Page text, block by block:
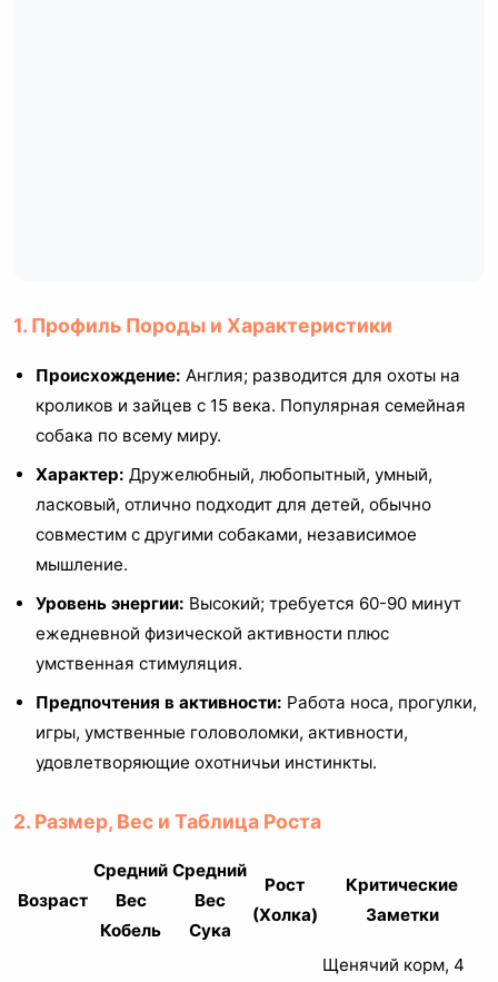
1. Профиль Породы и Характеристики
Происхождение: Англия; разводится для охоты на
кроликов и зайцев с 15 века. Популярная семейная
собака по всему миру.
Характер: Дружелюбный, любопытный, умный,
ласковый, отлично подходит для детей, обычно
совместим с другими собаками, независимое
мышление.
Уровень энергии: Высокий; требуется 60-90 минут
ежедневной физической активности плюс
умственная стимуляция.
Предпочтения в активности: Работа носа, прогулки,
игры, умственные головоломки, активности,
удовлетворяющие охотничьи инстинкты.
2. Размер, Вес и Таблица Роста
Возраст
Средний
Вес
Кобель
Средний
Вес
Сука
Рост
(Холка)
Критические
Заметки
Щенячий корм, 4